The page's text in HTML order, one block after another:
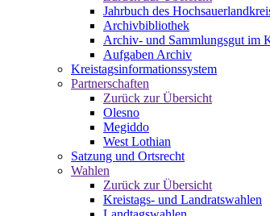
Jahrbuch des
Archivbibliothek
Archiv- und Sammlungsgut im
Aufgaben Archiv
Kreistagsinformationssystem
Partnerschaften
Zurück zur Übersicht
Olesno
Megiddo
West Lothian
Satzung und Ortsrecht
Wahlen
Zurück zur Übersicht
Kreistags- und Landratswahlen